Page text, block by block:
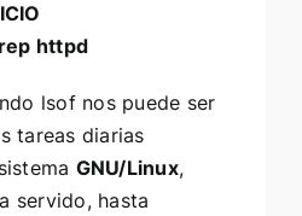
httpd
lsof nos puede ser
tareas diarias
GNU/Linux,
servido, hasta